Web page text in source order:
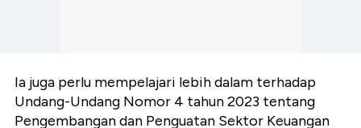
Ia juga perlu mempelajari lebih dalam terhadap
Undang-Undang Nomor 4 tahun 2023 tentang
Pengembangan dan Penguatan Sektor Keuangan